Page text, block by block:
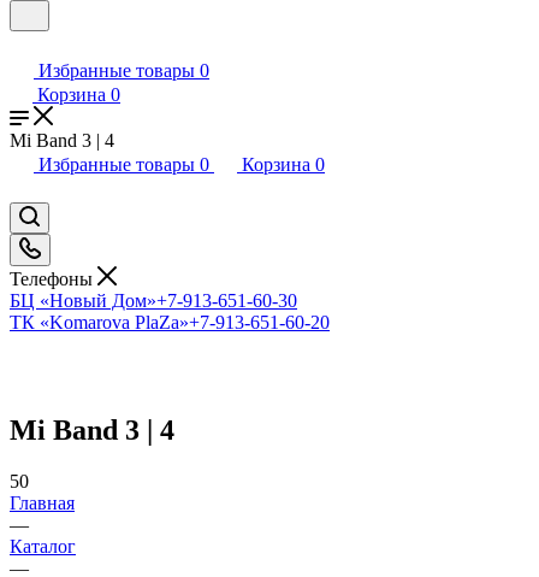
Избранные товары 0
Корзина 0
Mi Band 3 | 4
Избранные товары 0 Корзина 0
Телефоны
БЦ «Новый Дом»+7-913-651-60-30
ТК «Komarova PlaZa»+7-913-651-60-20
Mi Band 3 | 4
50
Главная
—
Каталог
—